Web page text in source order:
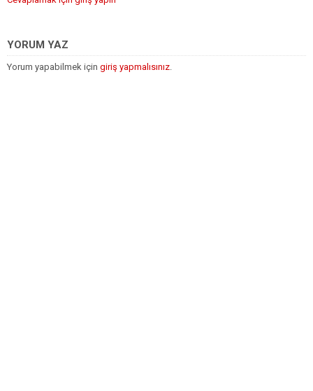
YORUM YAZ
Yorum yapabilmek için giriş yapmalısınız